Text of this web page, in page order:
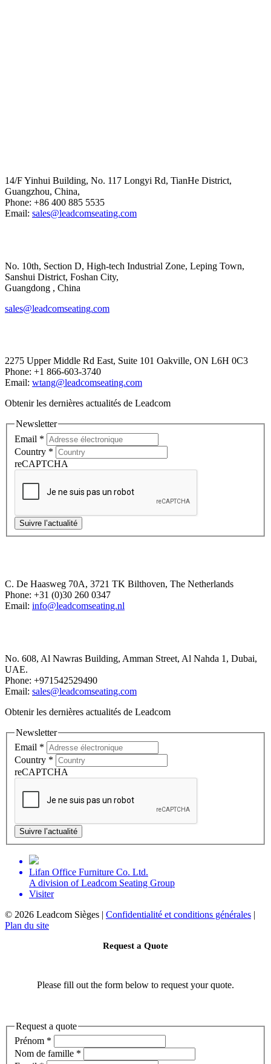
14/F Yinhui Building, No. 117 Longyi Rd, TianHe District,
Guangzhou, China,
Phone: +86 400 885 5535
Email: sales@leadcomseating.com
No. 10th, Section D, High-tech Industrial Zone, Leping Town,
Sanshui District, Foshan City,
​​​​​​​Guangdong , China
sales@leadcomseating.com
2275 Upper Middle Rd East, Suite 101 Oakville, ON L6H 0C3
Phone: +1 866-603-3740
Email: wtang@leadcomseating.com
Obtenir les dernières actualités de Leadcom
Newsletter
Email *
Country *
reCAPTCHA
Suivre l’actualité
C. De Haasweg 70A, 3721 TK Bilthoven, The Netherlands
Phone: +31 (0)30 260 0347
Email: info@leadcomseating.nl
No. 608, Al Nawras Building, Amman Street, Al Nahda 1, Dubai,
UAE.
Phone: +971542529490
Email: sales@leadcomseating.com
Obtenir les dernières actualités de Leadcom
Newsletter
Email *
Country *
reCAPTCHA
Suivre l’actualité
Lifan Office Furniture Co. Ltd.
A division of Leadcom Seating Group
Visiter
© 2026 Leadcom Sièges | Confidentialité et conditions générales |
Plan du site
Request a Quote
Please fill out the form below to request your quote.
Request a quote
Prénom *
Nom de famille *